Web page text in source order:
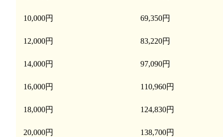
10,000円 69,350円
12,000円 83,220円
14,000円 97,090円
16,000円 110,960円
18,000円 124,830円
20,000円 138,700円